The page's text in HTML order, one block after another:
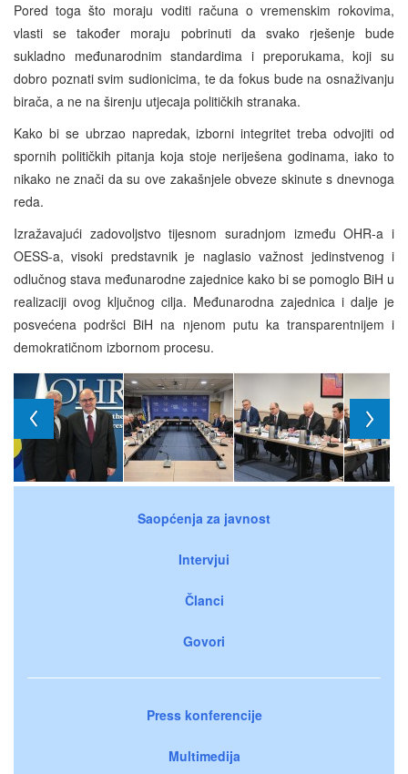
Pored toga što moraju voditi računa o vremenskim rokovima,
vlasti se također moraju pobrinuti da svako rješenje bude
sukladno međunarodnim standardima i preporukama, koji su
dobro poznati svim sudionicima, te da fokus bude na osnaživanju
birača, a ne na širenju utjecaja političkih stranaka.
Kako bi se ubrzao napredak, izborni integritet treba odvojiti od
spornih političkih pitanja koja stoje neriješena godinama, iako to
nikako ne znači da su ove zakašnjele obveze skinute s dnevnoga
reda.
Izražavajući zadovoljstvo tijesnom suradnjom između OHR-a i
OESS-a, visoki predstavnik je naglasio važnost jedinstvenog i
odlučnog stava međunarodne zajednice kako bi se pomoglo BiH u
realizaciji ovog ključnog cilja. Međunarodna zajednica i dalje je
posvećena podršci BiH na njenom putu ka transparentnijem i
demokratičnom izbornom procesu.
Saopćenja za javnost
Intervjui
Članci
Govori
Press konferencije
Multimedija